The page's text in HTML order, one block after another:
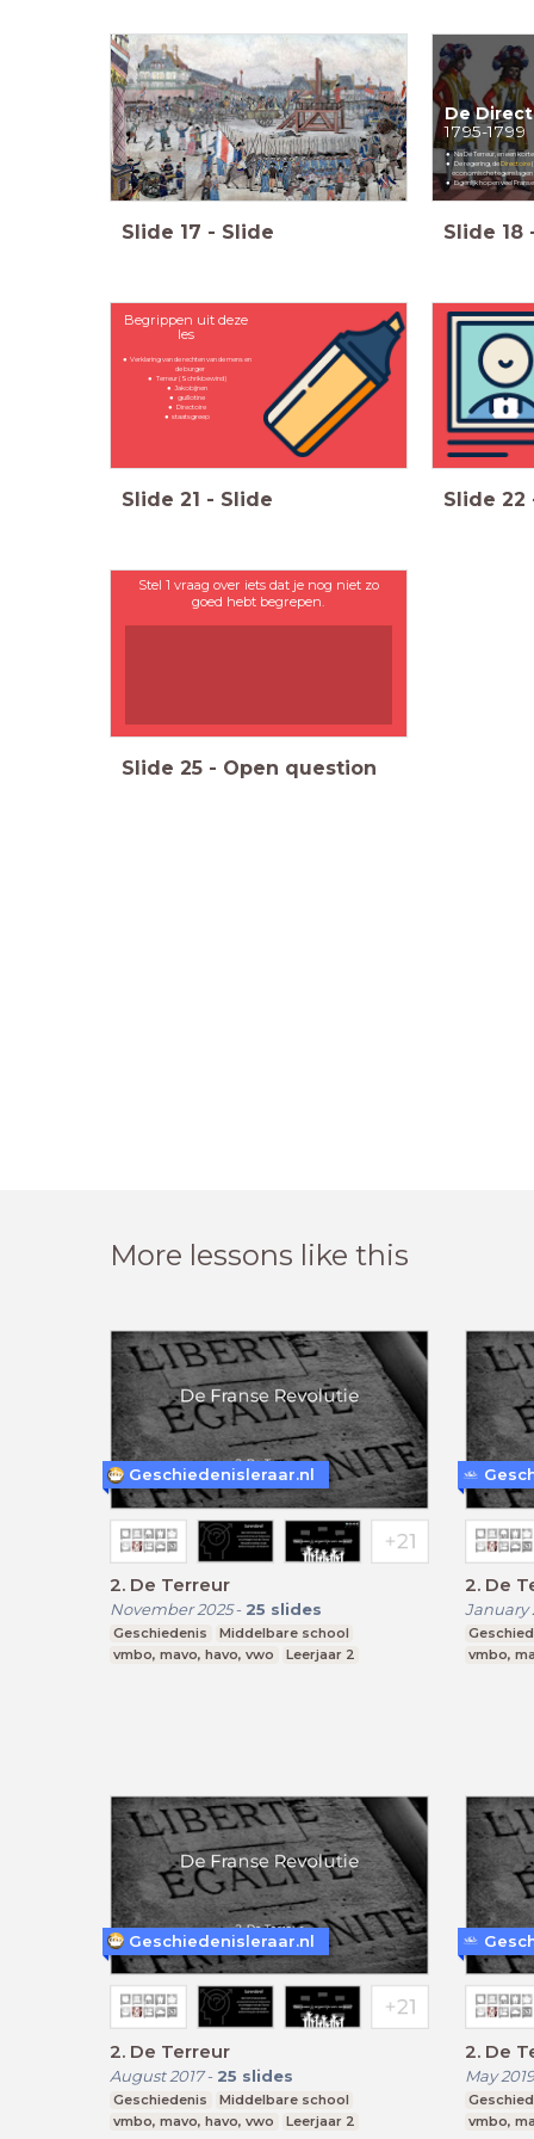
Slide 17 - Slide
De
1795-1799
Na De Terreur, en een
De regering, deDirectoire
economische tegenslagen
Eigenlijk hopen veel
Slide 18
Begrippen uit deze
les
Verklaring van de rechten van de mens en
de burger
Terreur (Schrikbewind)
Jakobijnen
guillotine
Directoire
staatsgreep
Slide 21 - Slide Slide 22
Stel 1 vraag over iets dat je nog niet zo
goed hebt begrepen.
Slide 25 - Open question
More lessons like this
2. De Terreur
November 2025- 25 slides
Geschiedenis
Middelbare school
vmbo, mavo, havo, vwo
Leerjaar 2
Geschiedenisleraar.nl
2. De
January
vmbo,
2. De Terreur
August 2017- 25 slides
Geschiedenis
Middelbare school
vmbo, mavo, havo, vwo
Leerjaar 2
Geschiedenisleraar.nl
2. De
May 2019
vmbo,